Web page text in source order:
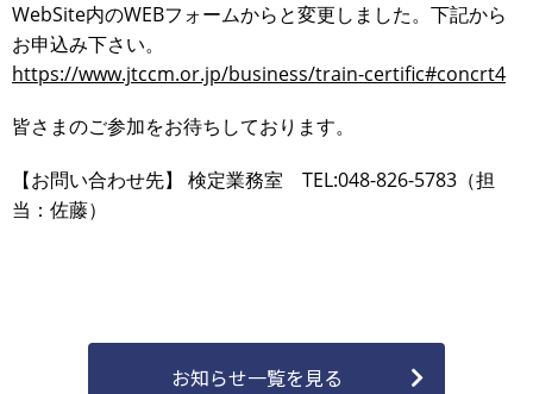
WebSite内のWEBフォームからと変更しました。下記から
お申込み下さい。
https://www.jtccm.or.jp/business/train-certific#concrt4
皆さまのご参加をお待ちしております。
【お問い合わせ先】 検定業務室 TEL:048-826-5783（担
当：佐藤）
お知らせ一覧を見る